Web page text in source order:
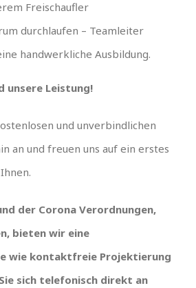
Freischaufler
durchlaufen – Teamleiter
handwerkliche Ausbildung.
unsere Leistung!
und unverbindlichen
an und freuen uns auf ein erstes
der Corona Verordnungen,
bieten wir eine
wie kontaktfreie Projektierung
sich telefonisch direkt an